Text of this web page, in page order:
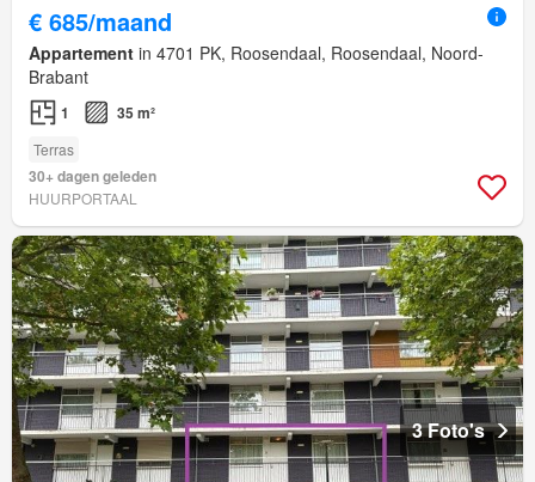
€ 685/maand
Appartement in 4701 PK, Roosendaal, Roosendaal, Noord-
Brabant
1 35 m²
Terras
30+ dagen geleden
HUURPORTAAL
3 Foto's